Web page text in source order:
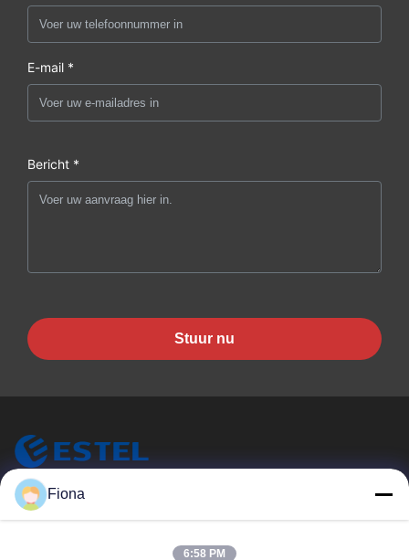
E-mail *
Bericht *
Stuur nu
ESTEL (GUANGDONG) TECHNOLOGY CO., LTD.
Fiona
6:58 PM